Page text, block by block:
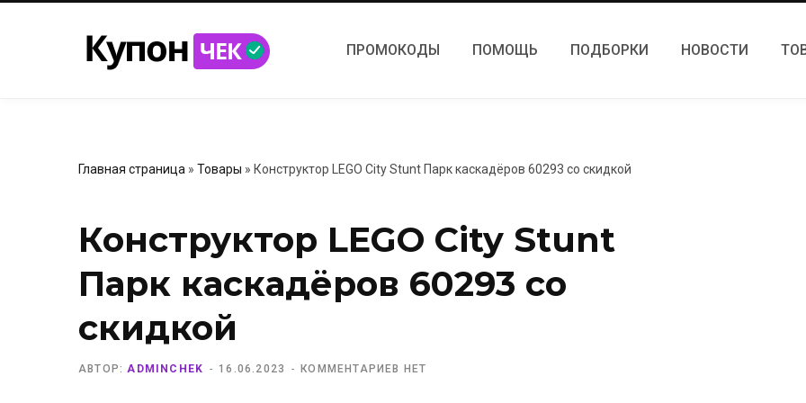
ПРОМОКОДЫ ПОМОЩЬ ПОДБОРКИ НОВОСТИ
Главная страница » Товары » Конструктор LEGO City Stunt Парк каскадёров 60293 со скидкой
Конструктор LEGO City Stunt
Парк каскадёров 60293 со
скидкой
АВТОР: ADMINCHEK 16.06.2023 КОММЕНТАРИЕВ НЕТ